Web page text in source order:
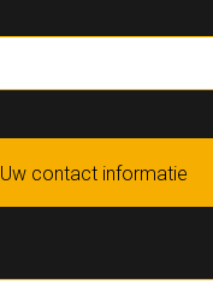
Uw contact informatie